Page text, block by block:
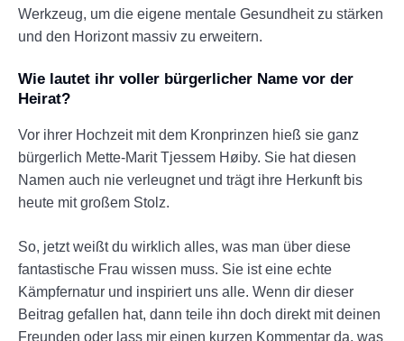
Werkzeug, um die eigene mentale Gesundheit zu stärken
und den Horizont massiv zu erweitern.
Wie lautet ihr voller bürgerlicher Name vor der
Heirat?
Vor ihrer Hochzeit mit dem Kronprinzen hieß sie ganz
bürgerlich Mette-Marit Tjessem Høiby. Sie hat diesen
Namen auch nie verleugnet und trägt ihre Herkunft bis
heute mit großem Stolz.
So, jetzt weißt du wirklich alles, was man über diese
fantastische Frau wissen muss. Sie ist eine echte
Kämpfernatur und inspiriert uns alle. Wenn dir dieser
Beitrag gefallen hat, dann teile ihn doch direkt mit deinen
Freunden oder lass mir einen kurzen Kommentar da, was